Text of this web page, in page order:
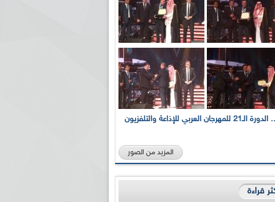
بالصور... الدورة الـ21 للمهرجان العربي للإذاعة والتلفزيون
المزيد من الصور
قراءة